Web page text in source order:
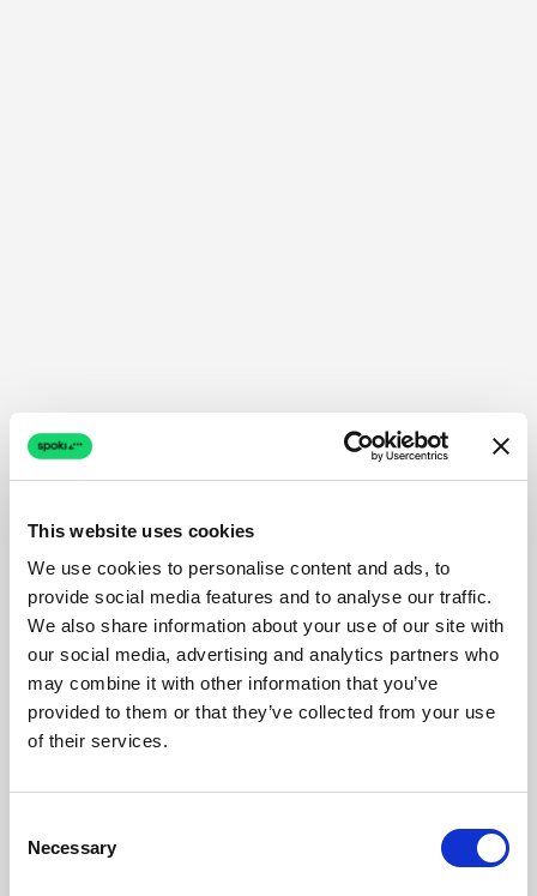
This website uses cookies
We use cookies to personalise content and ads, to
provide social media features and to analyse our traffic.
We also share information about your use of our site with
our social media, advertising and analytics partners who
may combine it with other information that you’ve
provided to them or that they’ve collected from your use
of their services.
Selection
Necessary